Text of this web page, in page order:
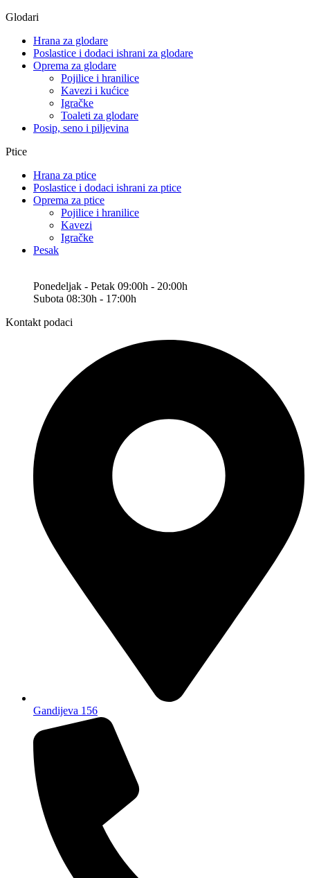
Glodari
Hrana za glodare
Poslastice i dodaci ishrani za glodare
Oprema za glodare
Pojilice i hranilice
Kavezi i kućice
Igračke
Toaleti za glodare
Posip, seno i piljevina
Ptice
Hrana za ptice
Poslastice i dodaci ishrani za ptice
Oprema za ptice
Pojilice i hranilice
Kavezi
Igračke
Pesak
Ponedeljak - Petak 09:00h - 20:00h
Subota 08:30h - 17:00h
Kontakt podaci
Gandijeva 156